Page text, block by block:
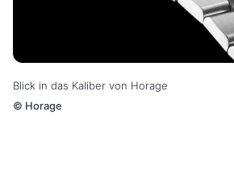
Blick in das Kaliber von Horage
© Horage